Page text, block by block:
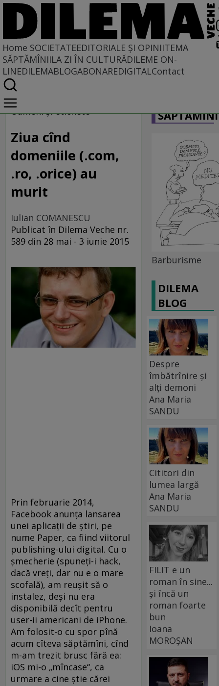
Home SOCIETATEEDITORIALE ȘI OPINIITEMA
SĂPTĂMÎNIILA ZI ÎN CULTURĂDILEME ON-
LINEDILEMABLOGABONAREDIGITALContact
Home
Societate
MASS COMEDIA
Oameni şi etichete
Ziua cînd
domeniile (.com,
.ro, .orice) au
murit
Iulian COMANESCU
Publicat în Dilema Veche nr.
589 din 28 mai - 3 iunie 2015
Prin februarie 2014,
Facebook anunţa lansarea
unei aplicaţii de ştiri, pe
nume Paper, ca fiind viitorul
publishing-ului digital. Cu o
şmecherie (spuneţi-i hack,
dacă vreţi, dar nu e o mare
scofală), am reuşit să o
instalez, deşi nu era
disponibilă decît pentru
user-ii americani de iPhone.
Am folosit-o cu spor pînă
acum cîteva săptămîni, cînd
m-am trezit brusc fără ea:
iOS mi-o „mîncase“, ca
urmare a cine ştie cărei
Barburisme
DILEMA
BLOG
Despre
îmbătrînire și
alți demoni
Ana Maria
SANDU
Cititori din
lumea largă
Ana Maria
SANDU
FILIT e un
roman în sine...
și încă un
roman foarte
bun
Ioana
MOROȘAN